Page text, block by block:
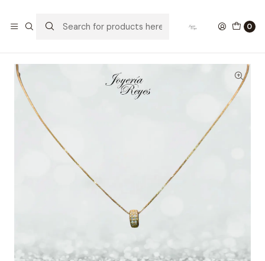
0
Cadena veneciana de Oro amarillo 18 kilates con circones ,
fabricación Italiana, 1,73 grs, 40 cm